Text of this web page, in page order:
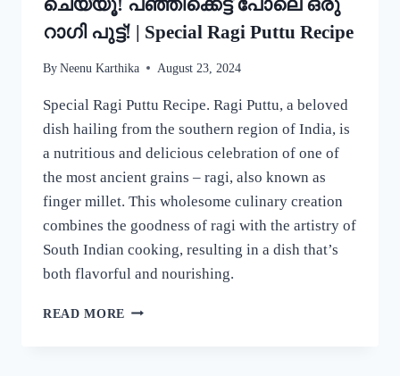
ചെയ്യൂ! പഞ്ഞിക്കെട്ട് പോലെ ഒരു
റാഗി പുട്ട്! | Special Ragi Puttu Recipe
By Neenu Karthika August 23, 2024
Special Ragi Puttu Recipe. Ragi Puttu, a beloved
dish hailing from the southern region of India, is
a nutritious and delicious celebration of one of
the most ancient grains – ragi, also known as
finger millet. This wholesome culinary creation
combines the goodness of ragi with the artistry of
South Indian cooking, resulting in a dish that’s
both flavorful and nourishing.
READ MORE റാഗി